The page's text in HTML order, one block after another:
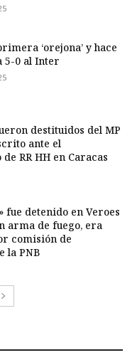
‘orejona’ y hace
5-0 al Inter
destituidos del MP
ante el
RR HH en Caracas
fue detenido en Veroes
arma de fuego, era
comisión de
la PNB